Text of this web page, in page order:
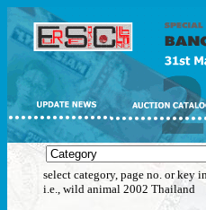
select category, page no. or key
i.e., wild animal 2002 Thailand